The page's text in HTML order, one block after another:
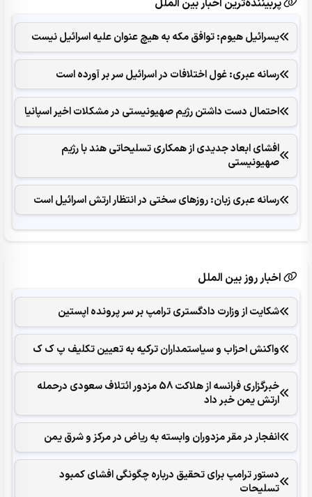
پربیننده‌ترین اخبار بین الملل
یسرائیل هیوم: توافق مکه به هیچ عنوان علیه اسرائیل نیست
رسانه عبری: غول اختلافات در اسرائیل سر بر آورده است
احتمال دست داشتن رژیم صهیونیستی در مشکلات اخیر اسپانیا
افشای ابعاد جدیدی از همکاری تسلیحاتی هند با رژیم
صهیونیستی
رسانه عبری زبان: روزهای سختی در انتظار ارتش اسرائیل است
اخبار روز بین الملل
شکایت از وزارت دادگستری ترامپ بر سر پرونده اپستین
واکنش احزاب و سیاستمداران ترکیه به تعیین تکلیف پ ک ک
خبرگزاری فرانسه از هلاکت 58 مزدور ائتلاف سعودی درحمله
ارتش یمن خبر داد
انفجار در مقر مزدوران وابسته به ریاض در مرکز و شرق یمن
دستور ترامپ برای تحقیق درباره چگونگی افشای کمبود
تسلیحات